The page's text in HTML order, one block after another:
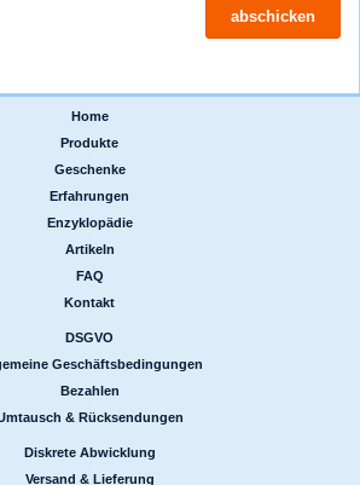
Home
Produkte
Geschenke
Erfahrungen
Enzyklopädie
Artikeln
FAQ
Kontakt
DSGVO
Geschäftsbedingungen
Bezahlen
& Rücksendungen
Diskrete Abwicklung
Versand & Lieferung